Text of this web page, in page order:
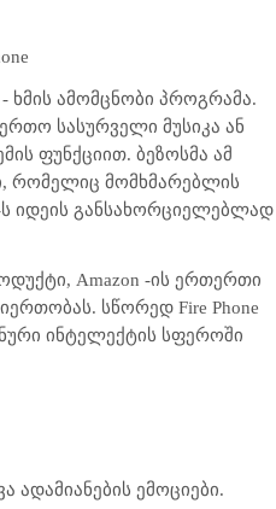
ამომცნობი პროგრამა.
სასურველი მუსიკა ან
ფუნქციით. ბეზოსმა ამ
რომელიც მომხმარებლის
ს იდეის განსახორციელებლად
Amazon -ის ერთერთი
სწორედ Fire Phone
ინტელექტის სფეროში
ემოციები.